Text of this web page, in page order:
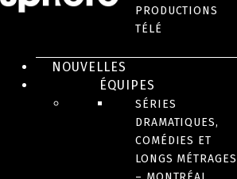
PRODUCTIONS
TÉLÉ
NOUVELLES
ÉQUIPES
SÉRIES
DRAMATIQUES,
COMÉDIES ET
LONGS MÉTRAGES